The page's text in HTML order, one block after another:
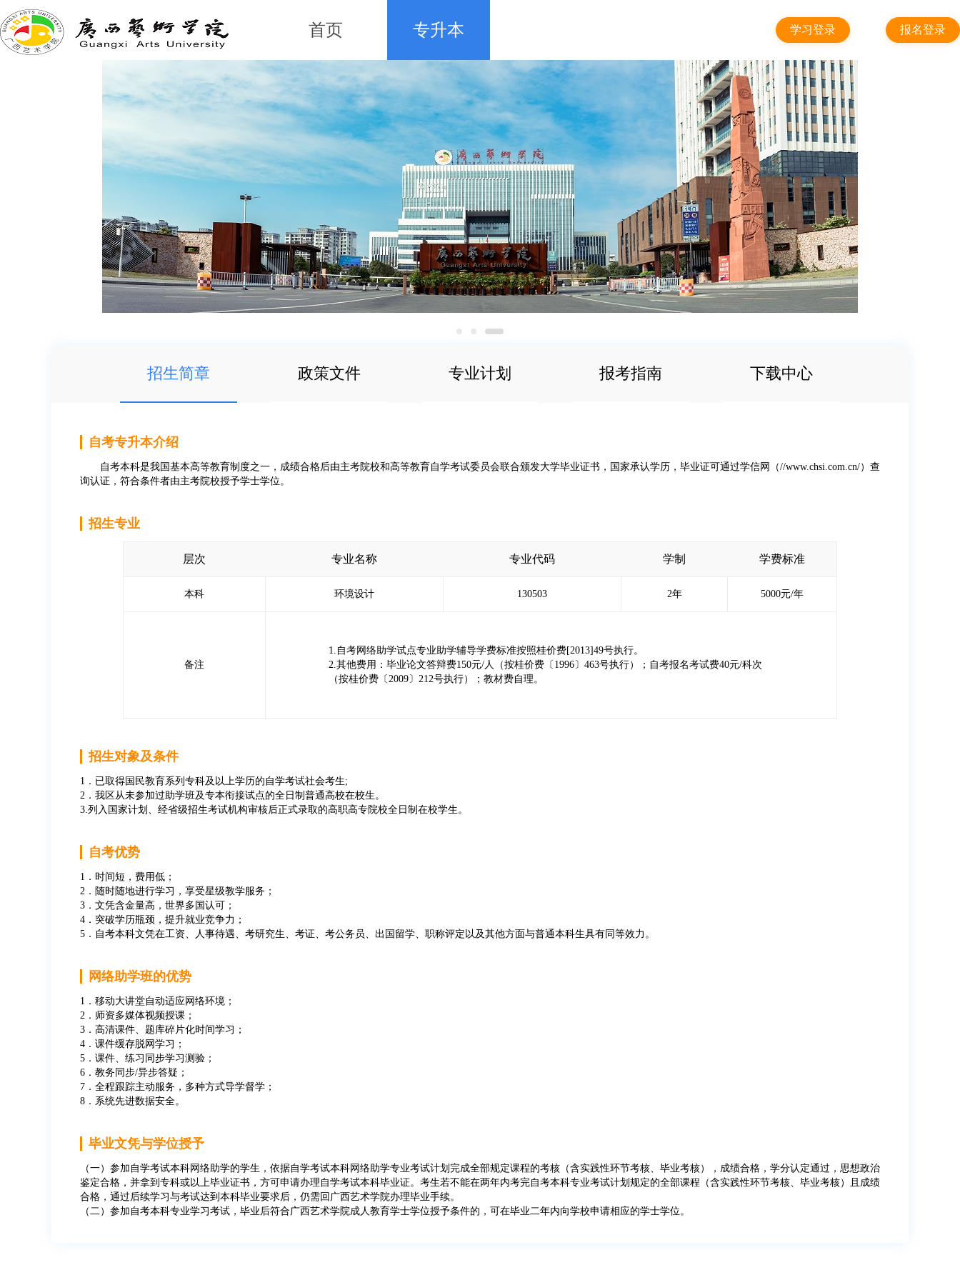
首页 专升本 报名登录
学习登录
招生简章 政策文件 专业计划 报考指南 下载中心
自考专升本介绍
自考本科是我国基本高等教育制度之一，成绩合格后由主考院校和高等教育自学考试委员会联合颁发大学毕业证书，国家承认学历，毕业证可通过学信网（//www.chsi.com.cn/）查
询认证，符合条件者由主考院校授予学士学位。
招生专业
层次 专业名称 专业代码 学制 学费标准
本科 环境设计 130503 2年 5000元/年
备注
1.自考网络助学试点专业助学辅导学费标准按照桂价费[2013]49号执行。
2.其他费用：毕业论文答辩费150元/人（按桂价费〔1996〕463号执行）；自考报名考试费40元/科次
（按桂价费〔2009〕212号执行）；教材费自理。
招生对象及条件
1．已取得国民教育系列专科及以上学历的自学考试社会考生;
2．我区从未参加过助学班及专本衔接试点的全日制普通高校在校生。
3.列入国家计划、经省级招生考试机构审核后正式录取的高职高专院校全日制在校学生。
自考优势
1．时间短，费用低；
2．随时随地进行学习，享受星级教学服务；
3．文凭含金量高，世界多国认可；
4．突破学历瓶颈，提升就业竞争力；
5．自考本科文凭在工资、人事待遇、考研究生、考证、考公务员、出国留学、职称评定以及其他方面与普通本科生具有同等效力。
网络助学班的优势
1．移动大讲堂自动适应网络环境；
2．师资多媒体视频授课；
3．高清课件、题库碎片化时间学习；
4．课件缓存脱网学习；
5．课件、练习同步学习测验；
6．教务同步/异步答疑；
7．全程跟踪主动服务，多种方式导学督学；
8．系统先进数据安全。
毕业文凭与学位授予
（一）参加自学考试本科网络助学的学生，依据自学考试本科网络助学专业考试计划完成全部规定课程的考核（含实践性环节考核、毕业考核），成绩合格，学分认定通过，思想政治
鉴定合格，并拿到专科或以上毕业证书，方可申请办理自学考试本科毕业证。考生若不能在两年内考完自考本科专业考试计划规定的全部课程（含实践性环节考核、毕业考核）且成绩
合格，通过后续学习与考试达到本科毕业要求后，仍需回广西艺术学院办理毕业手续。
（二）参加自考本科专业学习考试，毕业后符合广西艺术学院成人教育学士学位授予条件的，可在毕业二年内向学校申请相应的学士学位。